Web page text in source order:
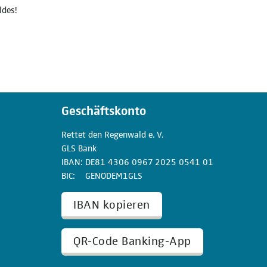
Geschäftskonto
Rettet den Regenwald e. V.
GLS Bank
IBAN
DE81 4306 0967 2025 0541 01
BIC
GENODEM1GLS
IBAN kopieren
QR-Code Banking-App